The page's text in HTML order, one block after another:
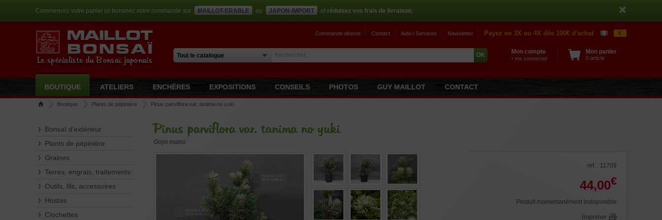
Commencez votre panier ici terminez votre commande sur MAILLOT-ERABLE ou JAPON-IMPORT et réduisez vos frais de livraison.
Le spécialiste du Bonsaï japonais
Commande directe Contact Aide / Services Newsletter Payez en 3X ou 4X dès 100€ d'achat €
Mon compte
› me connecter
Mon panier
0 article
BOUTIQUE ATELIERS ENCHÈRES EXPOSITIONS CONSEILS PHOTOS GUY MAILLOT CONTACT
Boutique Plants de pépinière Pinus parviflora var. tanima no yuki
Bonsaï d'extérieur
Plants de pépinière
Graines
Terres, engrais, traitements
Outils, fils, accessoires
Hostas
Clochettes
Pinus parviflora var. tanima no yuki
Goyo matsu
ref. : 11709
44,00€
Produit momentanément indisponible
Imprimer